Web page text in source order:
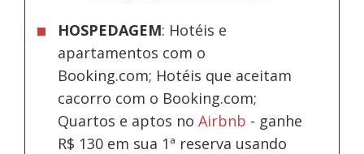
HOSPEDAGEM: Hotéis e
apartamentos com o
Booking.com; Hotéis que aceitam
cacorro com o Booking.com;
Quartos e aptos noAirbnb - ganhe
R$ 130 em sua 1ª reserva usando